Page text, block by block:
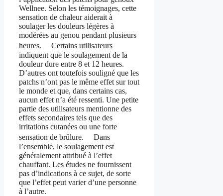
Wellnee. Selon les témoignages, cette
sensation de chaleur aiderait à
soulager les douleurs légères à
modérées au genou pendant plusieurs
heures. Certains utilisateurs
indiquent que le soulagement de la
douleur dure entre 8 et 12 heures.
D’autres ont toutefois souligné que les
patchs n’ont pas le même effet sur tout
le monde et que, dans certains cas,
aucun effet n’a été ressenti. Une petite
partie des utilisateurs mentionne des
effets secondaires tels que des
irritations cutanées ou une forte
sensation de brûlure. Dans
l’ensemble, le soulagement est
généralement attribué à l’effet
chauffant. Les études ne fournissent
pas d’indications à ce sujet, de sorte
que l’effet peut varier d’une personne
à l’autre.